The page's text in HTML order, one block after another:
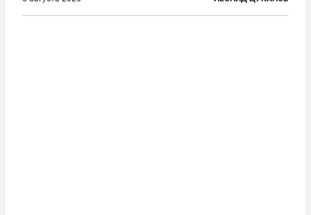
млрд долларов в криптовалюте, принадлежащих